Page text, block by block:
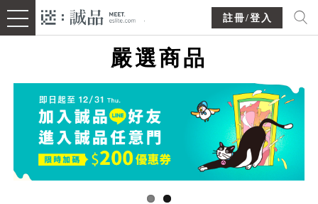
註冊/登入
嚴選商品